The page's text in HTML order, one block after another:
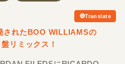
Translate
されたBOO WILLIAMSの
リミックス！